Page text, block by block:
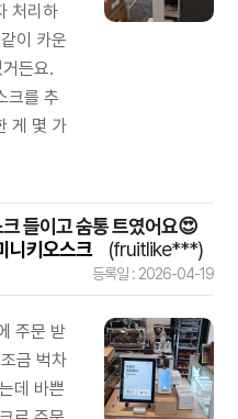
처리하
이 카운
든요.
크를 추
게 몇 가
들이고 숨통 트였어요😍
니키오스크
(fruitlike***)
등록일 : 2026-04-19
주문 받
금 벅차
데 바쁜